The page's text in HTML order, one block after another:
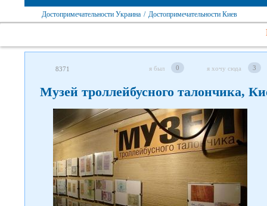
Достопримечательности Украина / Достопримечательности Киев
8371 я был 0 я хочу сюда 3
Музей троллейбусного талончика,